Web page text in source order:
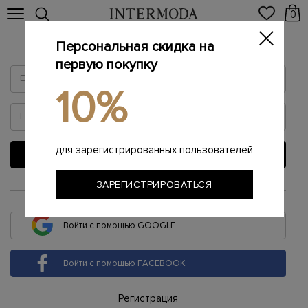
0
Войти
ВОЙТИ
или
Войти с помощью GOOGLE
Войти с помощью FACEBOOK
Регистрация
Персональная скидка на
первую покупку
10%
для зарегистрированных пользователей
ЗАРЕГИСТРИРОВАТЬСЯ